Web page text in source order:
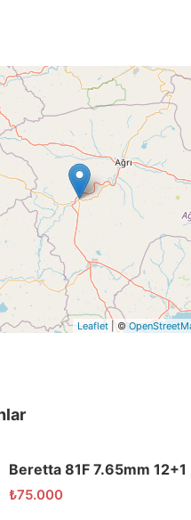
Leaflet | ©
Beretta 81F 7.65mm 12+1
₺75.000